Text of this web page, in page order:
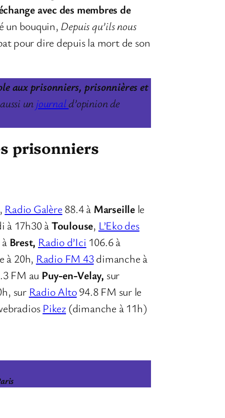
avec des membres de
un bouquin, Depuis qu’ils nous
pour dire depuis la mort de son
aux prisonniers, prisonnières et
un journald’opinion de
prisonniers
Radio Galère 88.4 à Marseille le
à 17h30 à Toulouse, L’Eko des
Brest, Radio d’Ici 106.6 à
à 20h, Radio FM 43dimanche à
FM au Puy-en-Velay, sur
sur Radio Alto94.8 FM sur le
Pikez (dimanche à 11h)